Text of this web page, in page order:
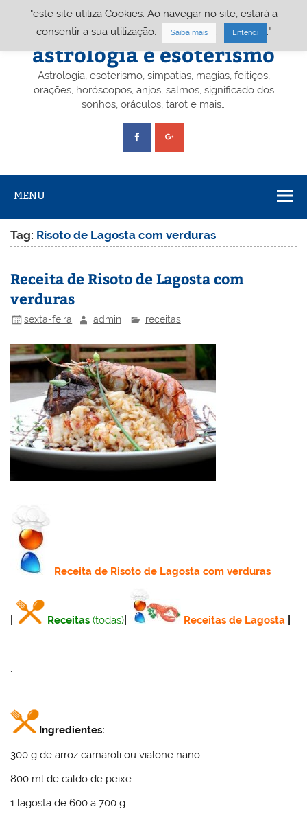
Portal A&E – Portal
astrologia e esoterismo
Astrologia, esoterismo, simpatias, magias, feitiços,
orações, horóscopos, anjos, salmos, significado dos
sonhos, oráculos, tarot e mais…
MENU
Tag: Risoto de Lagosta com verduras
Receita de Risoto de Lagosta com
verduras
sexta-feira admin receitas
Receitade Risoto de Lagosta com verduras
Receitas (todas) Receitas de Lagosta
.
.
Ingredientes:
300 g de arroz carnaroli ou vialone nano
800 ml de caldo de peixe
1 lagosta de 600 a 700 g
"este site utiliza Cookies. Ao navegar no site, estará a
consentir a sua utilização.
Saiba mais Entendi ."